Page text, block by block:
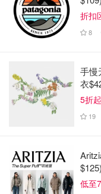
折扣
8
手慢
衣
5折
19
$125)
低至